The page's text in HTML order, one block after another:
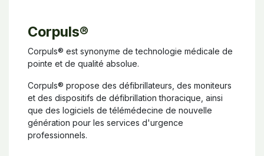
Corpuls®
Corpuls® est synonyme de technologie médicale de
pointe et de qualité absolue.
Corpuls® propose des défibrillateurs, des moniteurs
et des dispositifs de défibrillation thoracique, ainsi
que des logiciels de télémédecine de nouvelle
génération pour les services d'urgence
professionnels.